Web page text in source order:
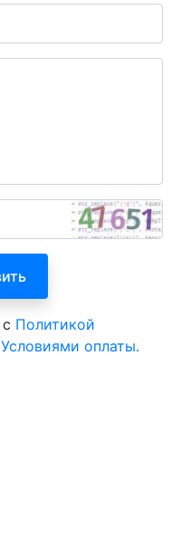
Политикой
Условиями оплаты.